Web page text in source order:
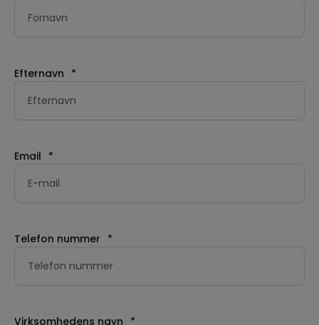
Efternavn *
Email *
Telefon nummer *
Virksomhedens navn *